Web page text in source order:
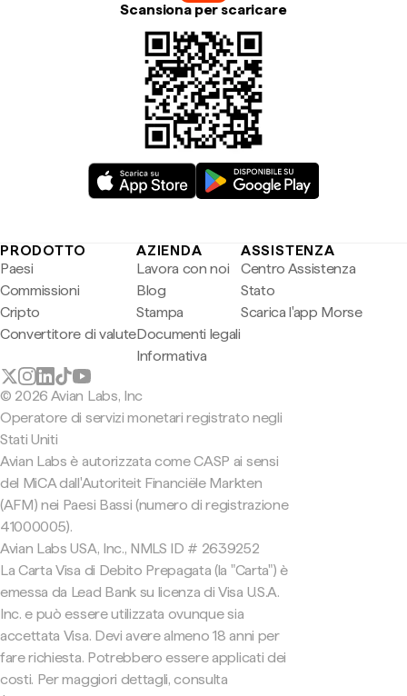
Scansiona per scaricare
PRODOTTO
Paesi
Commissioni
Cripto
Convertitore di valute
AZIENDA
Lavora con noi
Blog
Stampa
Documenti legali
Informativa
ASSISTENZA
Centro Assistenza
Stato
Scarica l'app Morse
© 2026 Avian Labs, Inc
Operatore di servizi monetari registrato negli
Stati Uniti
Avian Labs è autorizzata come CASP ai sensi
del MiCA dall'Autoriteit Financiële Markten
(AFM) nei Paesi Bassi (numero di registrazione
41000005).
Avian Labs USA, Inc., NMLS ID # 2639252
La Carta Visa di Debito Prepagata (la "Carta") è
emessa da Lead Bank su licenza di Visa U.S.A.
Inc. e può essere utilizzata ovunque sia
accettata Visa. Devi avere almeno 18 anni per
fare richiesta. Potrebbero essere applicati dei
costi. Per maggiori dettagli, consulta